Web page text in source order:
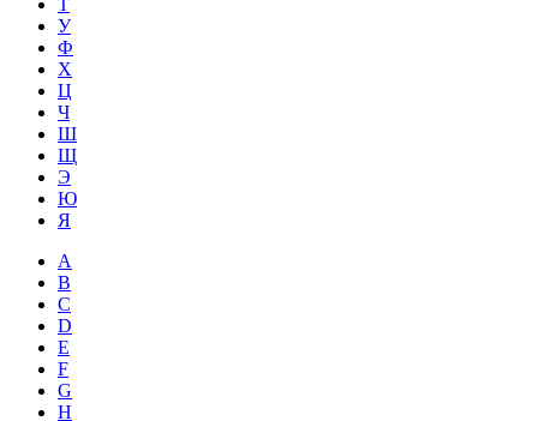
Т
У
Ф
Х
Ц
Ч
Ш
Щ
Э
Ю
Я
A
B
C
D
E
F
G
H